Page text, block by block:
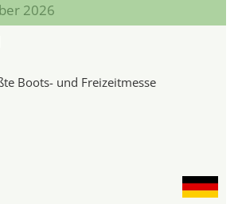
2026
Boots- und Freizeitmesse